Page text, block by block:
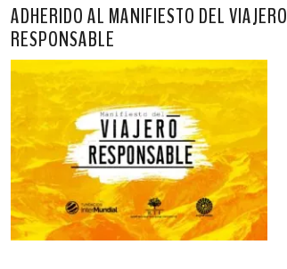
ADHERIDO AL MANIFIESTO DEL VIAJERO
RESPONSABLE